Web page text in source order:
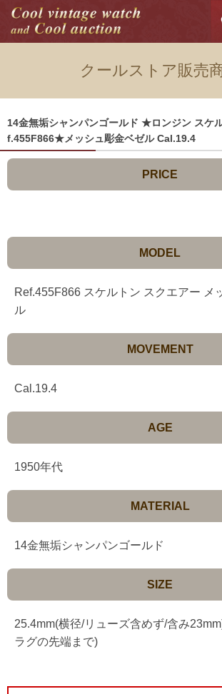
クールストア販売
14金無垢シャンパンゴールド ★ロンジン スケ
f.455F866★メッシュ彫金ベゼル Cal.19.4
PRICE
MODEL
Ref.455F866 スケルトン スクエアー メ
ル
MOVEMENT
Cal.19.4
AGE
1950年代
MATERIAL
14金無垢シャンパンゴールド
SIZE
25.4mm(横径/リューズ含めず/含み
ラグの先端まで)